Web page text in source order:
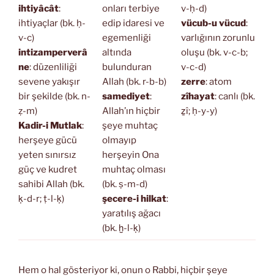
ihtiyâcât:
ihtiyaçlar (bk. ḥ-
v-c)
intizamperverâ
ne: düzenliliği
sevene yakışır
bir şekilde (bk. n-
ẓ-m)
Kadir-i Mutlak:
herşeye gücü
yeten sınırsız
güç ve kudret
sahibi Allah (bk.
ḳ-d-r; ṭ-l-ḳ)
onları terbiye
edip idaresi ve
egemenliği
altında
bulunduran
Allah (bk. r-b-b)
samediyet:
Allah’ın hiçbir
şeye muhtaç
olmayıp
herşeyin Ona
muhtaç olması
(bk. ṣ-m-d)
şecere-i hilkat:
yaratılış ağacı
(bk. ḫ-l-ḳ)
v-ḥ-d)
vücub-u vücud:
varlığının zorunlu
oluşu (bk. v-c-b;
v-c-d)
zerre: atom
zîhayat: canlı (bk.
ẕî; ḥ-y-y)
Hem o hal gösteriyor ki, onun o Rabbi, hiçbir şeye